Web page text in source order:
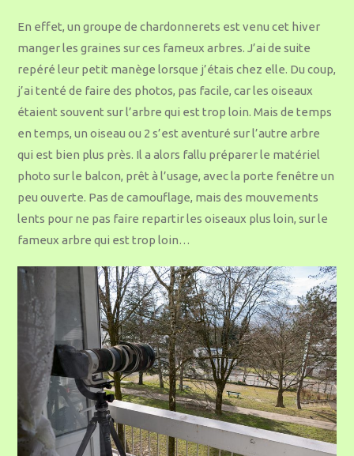
En effet, un groupe de chardonnerets est venu cet hiver
manger les graines sur ces fameux arbres. J’ai de suite
repéré leur petit manège lorsque j’étais chez elle. Du coup,
j’ai tenté de faire des photos, pas facile, car les oiseaux
étaient souvent sur l’arbre qui est trop loin. Mais de temps
en temps, un oiseau ou 2 s’est aventuré sur l’autre arbre
qui est bien plus près. Il a alors fallu préparer le matériel
photo sur le balcon, prêt à l’usage, avec la porte fenêtre un
peu ouverte. Pas de camouflage, mais des mouvements
lents pour ne pas faire repartir les oiseaux plus loin, sur le
fameux arbre qui est trop loin…